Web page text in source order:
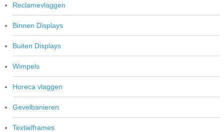
Reclamevlaggen
Binnen Displays
Buiten Displays
Wimpels
Horeca vlaggen
Gevelbanieren
Textielframes